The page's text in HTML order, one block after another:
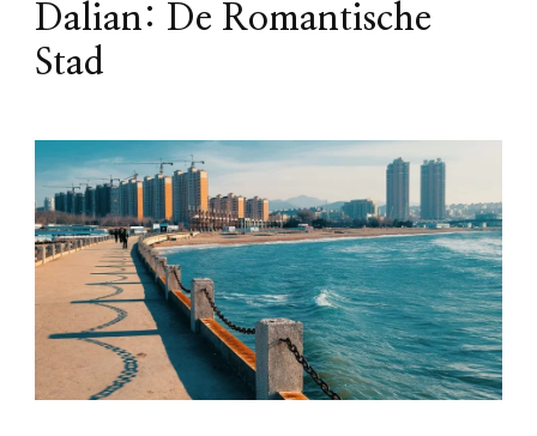
Dalian: De Romantische
Stad